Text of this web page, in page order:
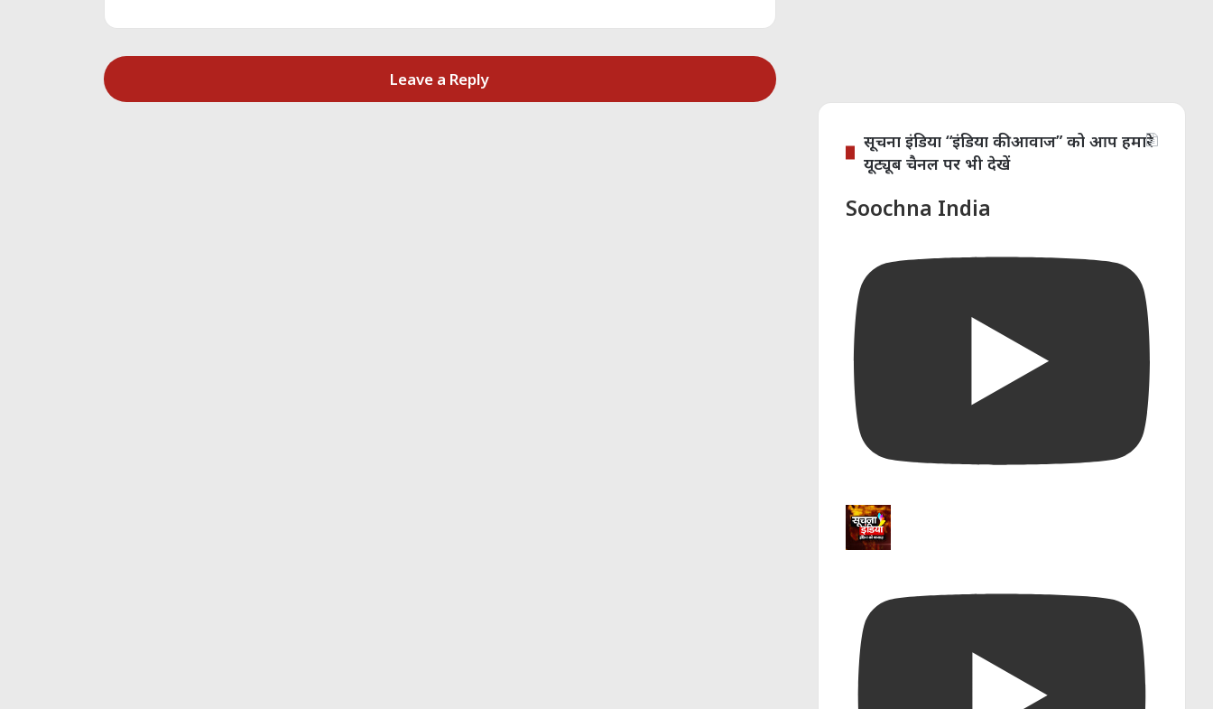
Leave a Reply
सूचना इंडिया “इंडिया की आवाज” को आप हमारे
यूट्यूब चैनल पर भी देखें
Soochna India